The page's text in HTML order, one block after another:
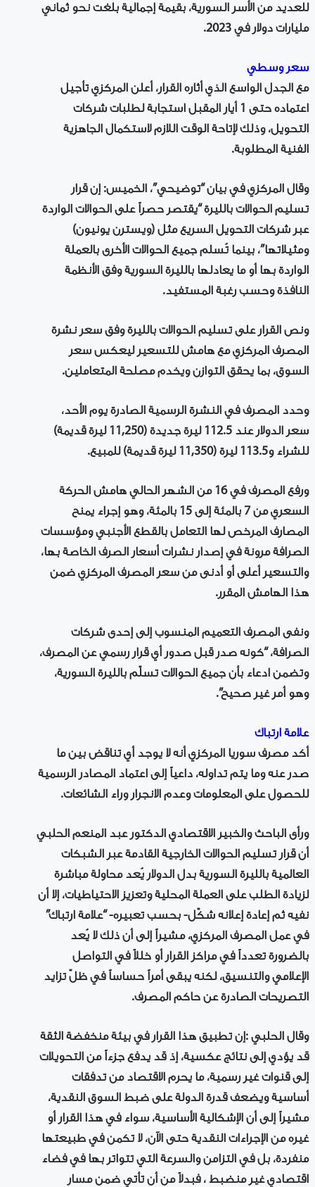
للعديد من الأسر السورية، بقيمة إجمالية بلغت نحو ثماني
مليارات دولار في 2023.
سعر وسطي
مع الجدل الواسع الذي أثاره القرار، أعلن المركزي تأجيل
اعتماده حتى 1 أيار المقبل استجابة لطلبات شركات
التحويل، وذلك لإتاحة الوقت اللازم لاستكمال الجاهزية
الفنية المطلوبة.
وقال المركزي في بيان “توضيحي”، الخميس: إن قرار
تسليم الحوالات بالليرة “يقتصر حصراً على الحوالات الواردة
عبر شركات التحويل السريع مثل (ويسترن يونيون)
ومثيلاتها”، بينما تُسلم جميع الحوالات الأخرى بالعملة
الواردة بها أو ما يعادلها بالليرة السورية وفق الأنظمة
النافذة وحسب رغبة المستفيد.
ونص القرار على تسليم الحوالات بالليرة وفق سعر نشرة
المصرف المركزي مع هامش للتسعير ليعكس سعر
السوق، بما يحقق التوازن ويخدم مصلحة المتعاملين.
وحدد المصرف في النشرة الرسمية الصادرة يوم الأحد،
سعر الدولار عند 112.5 ليرة جديدة (11,250 ليرة قديمة)
للشراء و113.5 ليرة (11,350 ليرة قديمة) للمبيع.
ورفع المصرف في 16 من الشهر الحالي هامش الحركة
السعري من 7 بالمئة إلى 15 بالمئة، وهو إجراء يمنح
المصارف المرخص لها التعامل بالقطع الأجنبي ومؤسسات
الصرافة مرونة في إصدار نشرات أسعار الصرف الخاصة بها،
والتسعير أعلى أو أدنى من سعر المصرف المركزي ضمن
هذا الهامش المقرر.
ونفى المصرف التعميم المنسوب إلى إحدى شركات
الصرافة، “كونه صدر قبل صدور أي قرار رسمي عن المصرف،
وتضمن ادعاء بأن جميع الحوالات تسلّم بالليرة السورية،
وهو أمر غير صحيح”.
علامة ارتباك
أكد مصرف سوريا المركزي أنه لا يوجد أي تناقض بين ما
صدر عنه وما يتم تداوله، داعياً إلى اعتماد المصادر الرسمية
للحصول على المعلومات وعدم الانجرار وراء الشائعات.
ورأى الباحث والخبير الاقتصادي الدكتور عبد المنعم الحلبي
أن قرار تسليم الحوالات الخارجية القادمة عبر الشبكات
العالمية بالليرة السورية بدل الدولار يُعد محاولة مباشرة
لزيادة الطلب على العملة المحلية وتعزيز الاحتياطيات، إلا أن
نفيه ثم إعادة إعلانه شكّل- بحسب تعبيره- “علامة ارتباك”
في عمل المصرف المركزي، مشيراً إلى أن ذلك لا يُعد
بالضرورة تعدداً في مراكز القرار أو خللاً في التواصل
الإعلامي والتنسيق، لكنه يبقى أمراً حساساً في ظلّ تزايد
التصريحات الصادرة عن حاكم المصرف.
وقال الحلبي :إن تطبيق هذا القرار في بيئة منخفضة الثقة
قد يؤدي إلى نتائج عكسية، إذ قد يدفع جزءاً من التحويلات
إلى قنوات غير رسمية، ما يحرم الاقتصاد من تدفقات
أساسية ويضعف قدرة الدولة على ضبط السوق النقدية،
مشيراً إلى أن الإشكالية الأساسية، سواء في هذا القرار أو
غيره من الإجراءات النقدية حتى الآن، لا تكمن في طبيعتها
منفردة، بل في التزامن والسرعة التي تتواتر بها في فضاء
اقتصادي غير منضبط ، فبدلاً من أن تأتي ضمن مسار